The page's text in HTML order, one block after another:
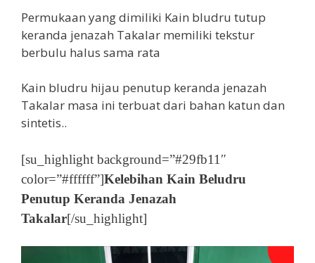
Permukaan yang dimiliki Kain bludru tutup
keranda jenazah Takalar memiliki tekstur
berbulu halus sama rata
Kain bludru hijau penutup keranda jenazah
Takalar masa ini terbuat dari bahan katun dan
sintetis..
[su_highlight background=”#29fb11″
color=”#ffffff”]Kelebihan Kain Beludru
Penutup Keranda Jenazah
Takalar[/su_highlight]